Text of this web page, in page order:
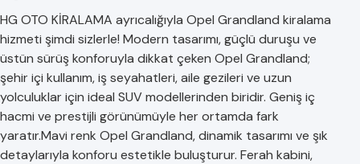
HG OTO KİRALAMA ayrıcalığıyla Opel Grandland kiralama
hizmeti şimdi sizlerle! Modern tasarımı, güçlü duruşu ve
üstün sürüş konforuyla dikkat çeken Opel Grandland;
şehir içi kullanım, iş seyahatleri, aile gezileri ve uzun
yolculuklar için ideal SUV modellerinden biridir. Geniş iç
hacmi ve prestijli görünümüyle her ortamda fark
yaratır.Mavi renk Opel Grandland, dinamik tasarımı ve şık
detaylarıyla konforu estetikle buluşturur. Ferah kabini,